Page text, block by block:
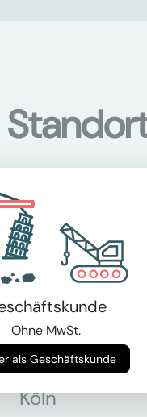
Bonn
Dortmund
Graz
Köln
Ohne MwSt.
als Geschäftskunde